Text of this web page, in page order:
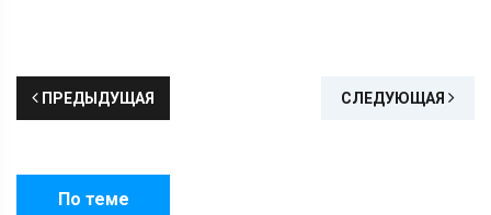
ПРЕДЫДУЩАЯ СЛЕДУЮЩАЯ
По теме